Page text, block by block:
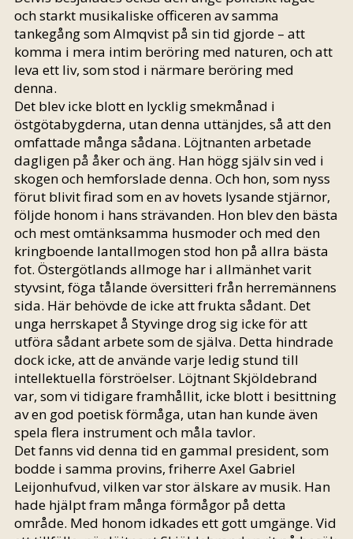
och starkt musikaliske officeren av samma
tankegång som Almqvist på sin tid gjorde – att
komma i mera intim beröring med naturen, och att
leva ett liv, som stod i närmare beröring med
denna.
Det blev icke blott en lycklig smekmånad i
östgötabygderna, utan denna uttänjdes, så att den
omfattade många sådana. Löjtnanten arbetade
dagligen på åker och äng. Han högg själv sin ved i
skogen och hemforslade denna. Och hon, som nyss
förut blivit firad som en av hovets lysande stjärnor,
följde honom i hans strävanden. Hon blev den bästa
och mest omtänksamma husmoder och med den
kringboende lantallmogen stod hon på allra bästa
fot. Östergötlands allmoge har i allmänhet varit
styvsint, föga tålande översitteri från herremännens
sida. Här behövde de icke att frukta sådant. Det
unga herrskapet å Styvinge drog sig icke för att
utföra sådant arbete som de själva. Detta hindrade
dock icke, att de använde varje ledig stund till
intellektuella förströelser. Löjtnant Skjöldebrand
var, som vi tidigare framhållit, icke blott i besittning
av en god poetisk förmåga, utan han kunde även
spela flera instrument och måla tavlor.
Det fanns vid denna tid en gammal president, som
bodde i samma provins, friherre Axel Gabriel
Leijonhufvud, vilken var stor älskare av musik. Han
hade hjälpt fram många förmågor på detta
område. Med honom idkades ett gott umgänge. Vid